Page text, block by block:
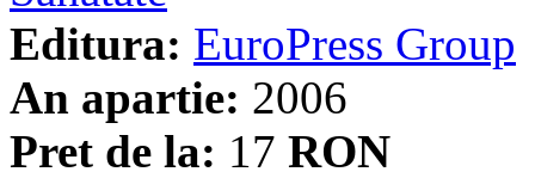
Editura: EuroPress Group
An apartie: 2006
Pret de la: 17 RON